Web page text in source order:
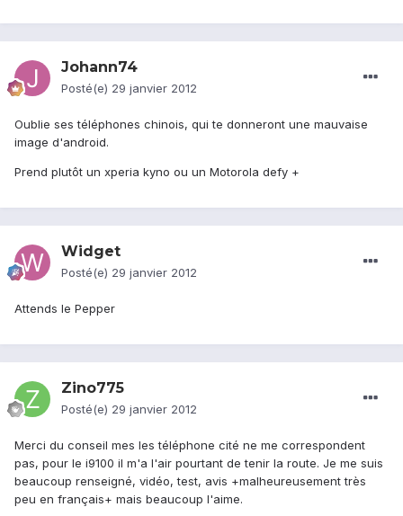
Johann74
Posté(e) 29 janvier 2012
Oublie ses téléphones chinois, qui te donneront une mauvaise
image d'android.
Prend plutôt un xperia kyno ou un Motorola defy +
Widget
Posté(e) 29 janvier 2012
Attends le Pepper
Zino775
Posté(e) 29 janvier 2012
Merci du conseil mes les téléphone cité ne me correspondent
pas, pour le i9100 il m'a l'air pourtant de tenir la route. Je me suis
beaucoup renseigné, vidéo, test, avis +malheureusement très
peu en français+ mais beaucoup l'aime.